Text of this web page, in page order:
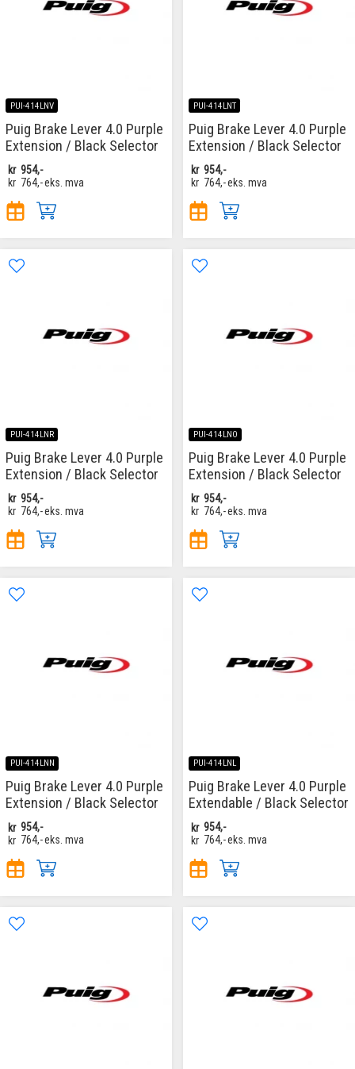
PUI-414LNV
Puig Brake Lever 4.0 Purple
Extension / Black Selector
kr 954,-
kr 764,-eks. mva
PUI-414LNT
Puig Brake Lever 4.0 Purple
Extension / Black Selector
kr 954,-
kr 764,-eks. mva
PUI-414LNR
Puig Brake Lever 4.0 Purple
Extension / Black Selector
kr 954,-
kr 764,-eks. mva
PUI-414LNO
Puig Brake Lever 4.0 Purple
Extension / Black Selector
kr 954,-
kr 764,-eks. mva
PUI-414LNN
Puig Brake Lever 4.0 Purple
Extension / Black Selector
kr 954,-
kr 764,-eks. mva
PUI-414LNL
Puig Brake Lever 4.0 Purple
Extendable / Black Selector
kr 954,-
kr 764,-eks. mva